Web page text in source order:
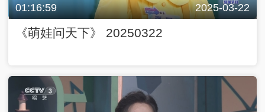
01:16:59 2025-03-22
《萌娃问天下》 20250322